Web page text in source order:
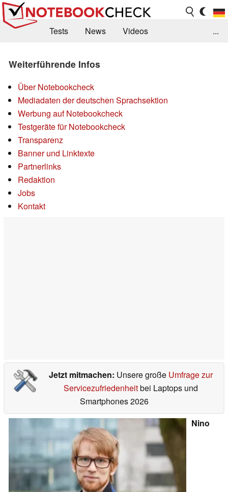
Tests News
Videos
Forum
...
Weiterführende Infos
Über Notebookcheck
Mediadaten der deutschen Sprachsektion
Werbung auf Notebookcheck
Testgeräte für Notebookcheck
Transparenz
Banner und Linktexte
Partnerlinks
Redaktion
Jobs
Kontakt
Jetzt mitmachen: Unsere große Umfrage zur
Servicezufriedenheitbei Laptops und
Smartphones 2026
Nino